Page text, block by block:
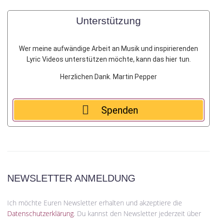
Unterstützung
Wer meine aufwändige Arbeit an Musik und inspirierenden
Lyric Videos unterstützen möchte, kann das hier tun.
Herzlichen Dank. Martin Pepper
Spenden
NEWSLETTER ANMELDUNG
Ich möchte Euren Newsletter erhalten und akzeptiere die
Datenschutzerklärung. Du kannst den Newsletter jederzeit über